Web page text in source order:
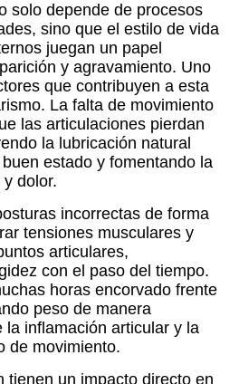
solo depende de procesos
sino que el estilo de vida
juegan un papel
y agravamiento. Uno
que contribuyen a esta
La falta de movimiento
las articulaciones pierdan
la lubricación natural
estado y fomentando la
dolor.
incorrectas de forma
tensiones musculares y
articulares,
con el paso del tiempo.
horas encorvado frente
peso de manera
la inflamación articular y la
de movimiento.
tienen un impacto directo en